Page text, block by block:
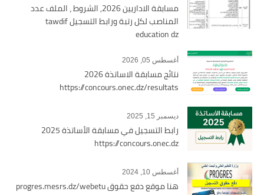
مسابقة الاداريين 2026, الشروط ، الملف عدد
المناصب لكل رتبة ورابط التسجيل tawdif
education dz
أغسطس 05, 2026
نتائج مسابقة الاساتذة 2026
https://concours.onec.dz/resultats
ديسمبر 15, 2025
رابط التسجيل في مسابقة الأساتذة 2025
https://concours.onec.dz
أغسطس 10, 2024
هنا موقع دفع حقوق progres.mesrs.dz/webetu